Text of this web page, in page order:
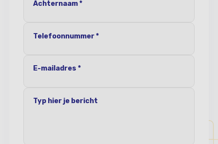
Achternaam *
Telefoonnummer *
E-mailadres *
Typ hier je bericht